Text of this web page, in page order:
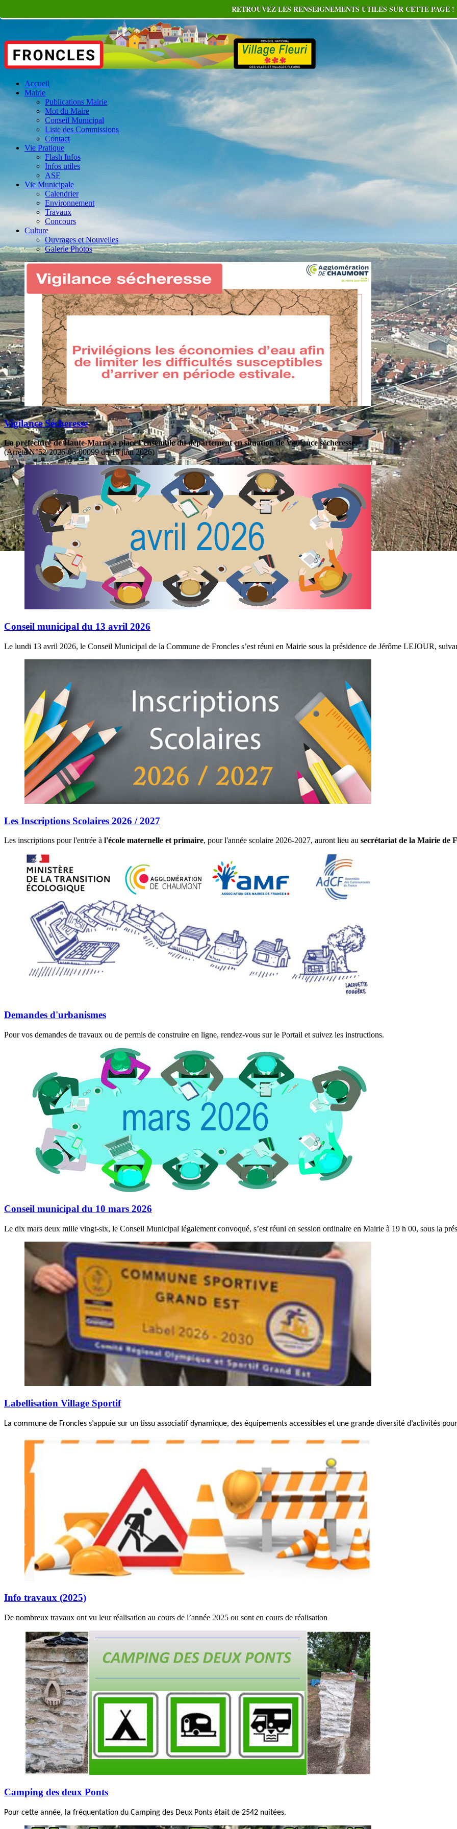
Accueil
Mairie
Publications Mairie
Mot du Maire
Conseil Municipal
Liste des Commissions
Contact
Vie Pratique
Flash Infos
Infos utiles
ASF
Vie Municipale
Calendrier
Environnement
Travaux
Concours
Culture
Ouvrages et Nouvelles
Galerie Photos
Vigilance Sécheresse
La préfecture de Haute-Marne a placé l’ensemble du département en situation de Vigilance sécheresse.
(Arrêté N°52-2026-06-00099 du 16 juin 2026)
Conseil municipal du 13 avril 2026
Le lundi 13 avril 2026, le Conseil Municipal de la Commune de Froncles s’est réuni en Mairie sous la présidence de Jérôme LEJOUR,
Les Inscriptions Scolaires 2026 / 2027
Les inscriptions pour l'entrée à l'école maternelle et primaire, pour l'année scolaire 2026-2027, auront lieu au secrétariat de la Mairie de
Demandes d'urbanismes
Pour vos demandes de travaux ou de permis de construire en ligne, rendez-vous sur le Portail et suivez les instructions.
Conseil municipal du 10 mars 2026
Le dix mars deux mille vingt-six, le Conseil Municipal légalement convoqué, s’est réuni en session ordinaire en Mairie à 19 h 00, sous la
Labellisation Village Sportif
La commune de Froncles s’appuie sur un tissu associatif dynamique, des équipements accessibles et une grande diversité d’activités
Info travaux (2025)
De nombreux travaux ont vu leur réalisation au cours de l’année 2025 ou sont en cours de réalisation
Camping des deux Ponts
Pour cette année, la fréquentation du Camping des Deux Ponts était de 2542 nuitées.
RETROUVEZ LES RENSEIGNEMENTS UTILES SUR CETTE PAGE !